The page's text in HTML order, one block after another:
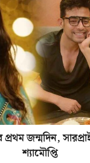
জন্মদিন,
শ্যামৌপ্তি